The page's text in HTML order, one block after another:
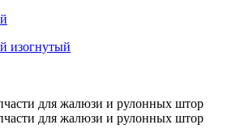
изогнутый
для жалюзи и рулонных штор
для жалюзи и рулонных штор